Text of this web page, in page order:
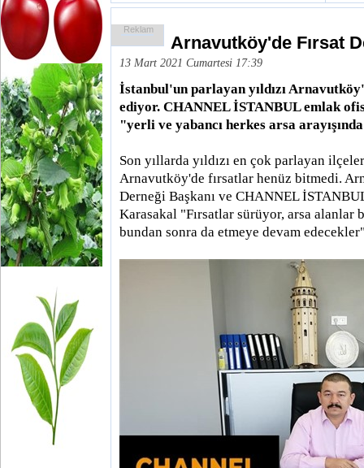
Reklam
Arnavutköy'de Fırsat
13 Mart 2021 Cumartesi 17:39
İstanbul'un parlayan yıldızı
ediyor. CHANNEL İSTANBUL emlak
"yerli ve yabancı herkes arsa
Son yıllarda yıldızı en çok parlayan
Arnavutköy'de fırsatlar henüz bitmedi.
Derneği Başkanı ve CHANNEL
Karasakal "Fırsatlar sürüyor, arsa alanlar
bundan sonra da etmeye devam